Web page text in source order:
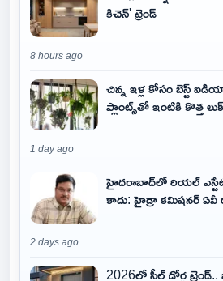
కిచెన్' ట్రెండ్
8 hours ago
చిన్న ఇళ్ల కోసం బెస్ట్
ప్లాంట్స్‌తో ఇంటికి కొత్త
1 day ago
హైదరాబాద్‌లో రియల్ ఎస్టేట్
కాదు: హైడ్రా కమిషనర్ ఏవీ
2 days ago
2026లో స్టీల్ డోర్ల